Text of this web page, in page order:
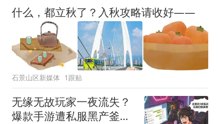
什么，都立秋了？入秋攻略请收好——
石景山区新媒体 1跟贴
无缘无故玩家一夜流失？
爆款手游遭私服黑产釜底